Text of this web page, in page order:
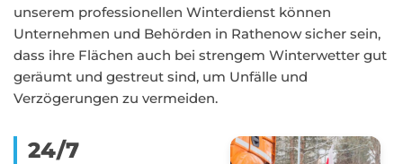
unserem professionellen Winterdienst können
Unternehmen und Behörden in Rathenow sicher sein,
dass ihre Flächen auch bei strengem Winterwetter gut
geräumt und gestreut sind, um Unfälle und
Verzögerungen zu vermeiden.
24/7